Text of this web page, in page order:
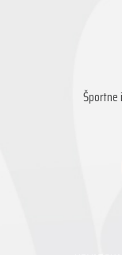
Športne